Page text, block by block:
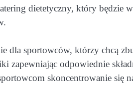
dietetyczny, który będzie
dla sportowców, którzy chcą
zapewniając odpowiednie
skoncentrowanie się